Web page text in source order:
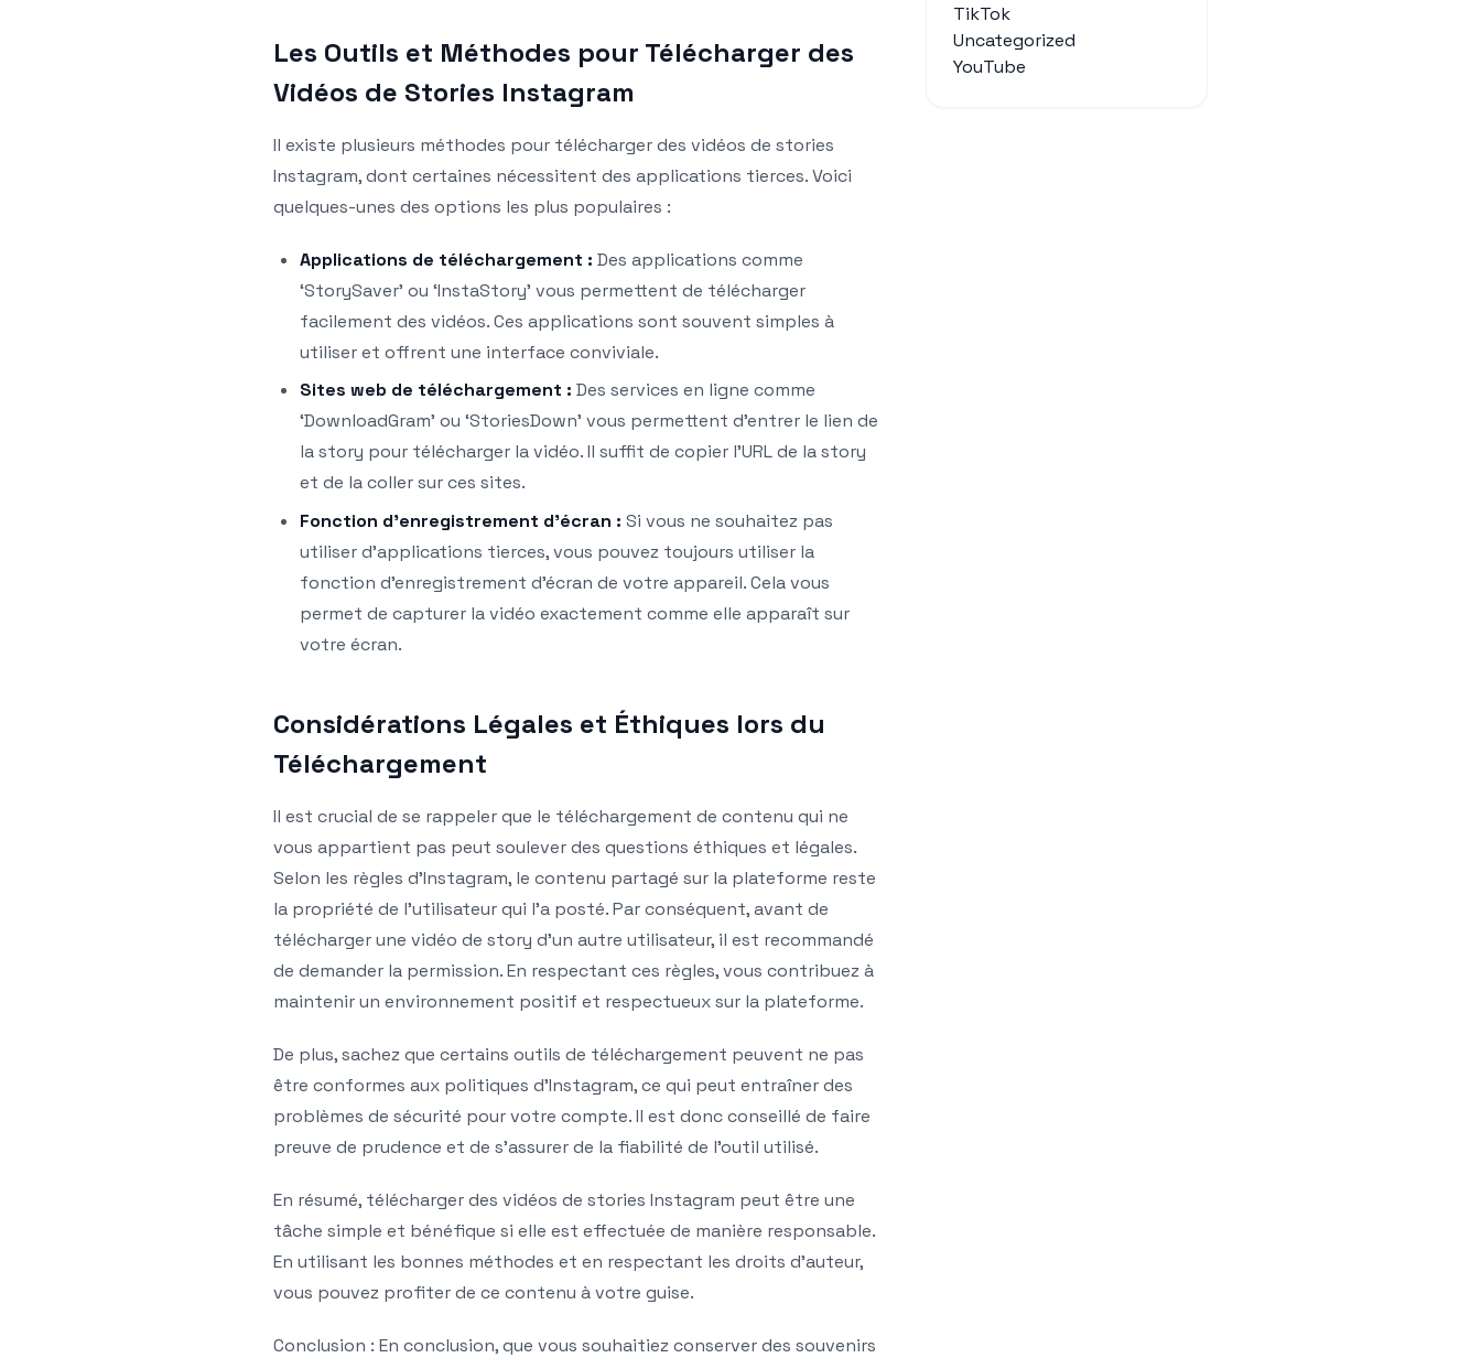
Les Outils et Méthodes pour Télécharger des
Vidéos de Stories Instagram
Il existe plusieurs méthodes pour télécharger des vidéos de stories
Instagram, dont certaines nécessitent des applications tierces. Voici
quelques-unes des options les plus populaires :
Applications de téléchargement : Des applications comme
‘StorySaver’ ou ‘InstaStory’ vous permettent de télécharger
facilement des vidéos. Ces applications sont souvent simples à
utiliser et offrent une interface conviviale.
Sites web de téléchargement : Des services en ligne comme
‘DownloadGram’ ou ‘StoriesDown’ vous permettent d’entrer le lien de
la story pour télécharger la vidéo. Il suffit de copier l’URL de la story
et de la coller sur ces sites.
Fonction d’enregistrement d’écran : Si vous ne souhaitez pas
utiliser d’applications tierces, vous pouvez toujours utiliser la
fonction d’enregistrement d’écran de votre appareil. Cela vous
permet de capturer la vidéo exactement comme elle apparaît sur
votre écran.
Considérations Légales et Éthiques lors du
Téléchargement
Il est crucial de se rappeler que le téléchargement de contenu qui ne
vous appartient pas peut soulever des questions éthiques et légales.
Selon les règles d’Instagram, le contenu partagé sur la plateforme reste
la propriété de l’utilisateur qui l’a posté. Par conséquent, avant de
télécharger une vidéo de story d’un autre utilisateur, il est recommandé
de demander la permission. En respectant ces règles, vous contribuez à
maintenir un environnement positif et respectueux sur la plateforme.
De plus, sachez que certains outils de téléchargement peuvent ne pas
être conformes aux politiques d’Instagram, ce qui peut entraîner des
problèmes de sécurité pour votre compte. Il est donc conseillé de faire
preuve de prudence et de s’assurer de la fiabilité de l’outil utilisé.
En résumé, télécharger des vidéos de stories Instagram peut être une
tâche simple et bénéfique si elle est effectuée de manière responsable.
En utilisant les bonnes méthodes et en respectant les droits d’auteur,
vous pouvez profiter de ce contenu à votre guise.
Conclusion : En conclusion, que vous souhaitiez conserver des souvenirs
TikTok
Uncategorized
YouTube